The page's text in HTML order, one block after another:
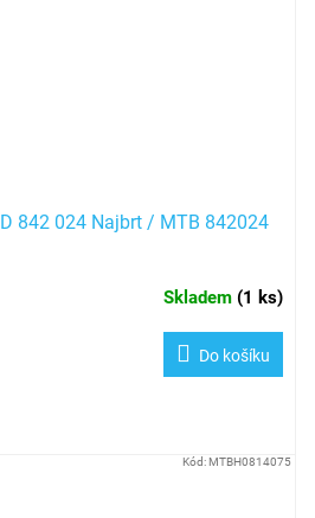
842 024 Najbrt / MTB 842024
Skladem (1 ks)
Do košíku
Kód: MTBH0814075